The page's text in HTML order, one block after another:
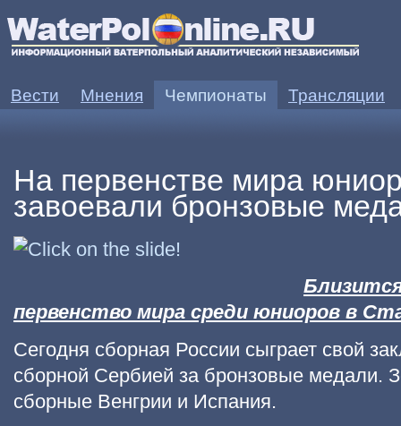
Почему уже более 14 лет мужское водное поло в стагнации?
Вести Мнения Чемпионаты Трансляции
На первенстве мира
завоевали бронзовые
первенство мира среди юниоров в
Сегодня сборная России сыграет свой
сборной Сербией за бронзовые медали.
сборные Венгрии и Испания.